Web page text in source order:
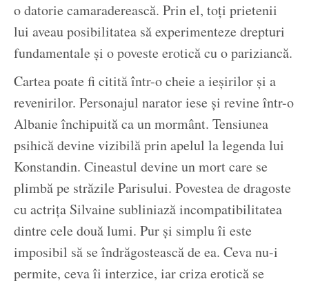
o datorie camaraderească. Prin el, toți prietenii
lui aveau posibilitatea să experimenteze drepturi
fundamentale și o poveste erotică cu o pariziancă.
Cartea poate fi citită într-o cheie a ieșirilor și a
revenirilor. Personajul narator iese și revine într-o
Albanie închipuită ca un mormânt. Tensiunea
psihică devine vizibilă prin apelul la legenda lui
Konstandin. Cineastul devine un mort care se
plimbă pe străzile Parisului. Povestea de dragoste
cu actrița Silvaine subliniază incompatibilitatea
dintre cele două lumi. Pur și simplu îi este
imposibil să se îndrăgostească de ea. Ceva nu-i
permite, ceva îi interzice, iar criza erotică se